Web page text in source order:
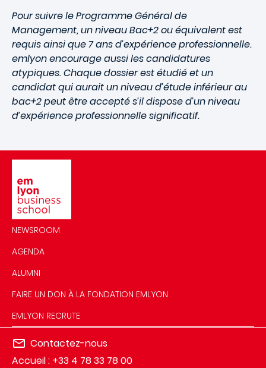
Pour suivre le Programme Général de
Management, un niveau Bac+2 ou équivalent est
requis ainsi que 7 ans d’expérience professionnelle.
emlyon encourage aussi les candidatures
atypiques. Chaque dossier est étudié et un
candidat qui aurait un niveau d’étude inférieur au
bac+2 peut être accepté s’il dispose d’un niveau
d’expérience professionnelle significatif.
NEWSROOM
AGENDA
ALUMNI
FAIRE UN DON À LA FONDATION EMLYON
EMLYON RECRUTE
Contactez-nous
Accueil : +33 4 78 33 78 00